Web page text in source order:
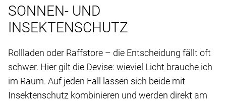
SONNEN- UND
INSEKTENSCHUTZ
Rollladen oder Raffstore – die Entscheidung fällt oft
schwer. Hier gilt die Devise: wieviel Licht brauche ich
im Raum. Auf jeden Fall lassen sich beide mit
Insektenschutz kombinieren und werden direkt am